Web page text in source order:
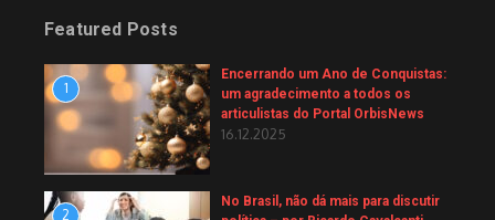
Featured Posts
1
Encerrando um Ano de Conquistas:
um agradecimento a todos os
articulistas do Portal OrbisNews
16.12.2025
2
No Brasil, não dá mais para discutir